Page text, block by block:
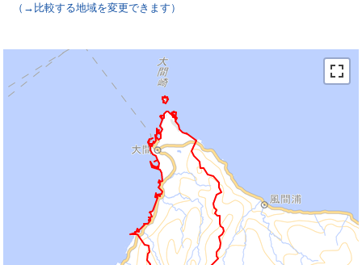
（→比較する地域を変更できます）